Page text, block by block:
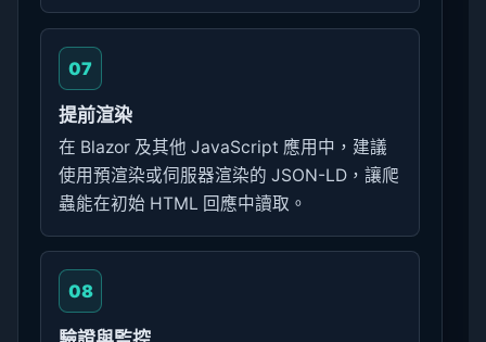
07
提前渲染
在 Blazor 及其他 JavaScript 應用中，建議
使用預渲染或伺服器渲染的 JSON-LD，讓爬
蟲能在初始 HTML 回應中讀取。
08